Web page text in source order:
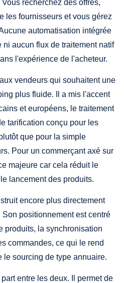
recherchez des offres,
les fournisseurs et vous gérez
automatisation intégrée
aucun flux de traitement natif
l'expérience de l'acheteur.
vendeurs qui souhaitent une
plus fluide. Il a mis l'accent
et européens, le traitement
tarification conçu pour les
que pour la simple
Pour un commerçant axé sur
majeure car cela réduit le
lancement des produits.
encore plus directement
positionnement est centré
produits, la synchronisation
commandes, ce qui le rend
le sourcing de type annuaire.
entre les deux. Il permet de